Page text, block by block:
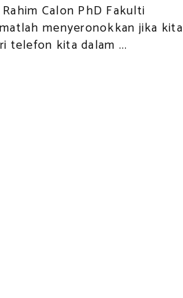
Calon PhD Fakulti
menyeronokkan jika kita
telefon kita dalam ...